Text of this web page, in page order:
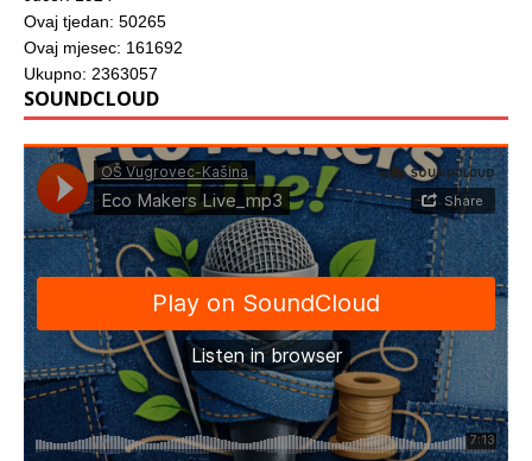
Ovaj tjedan: 50265
Ovaj mjesec: 161692
Ukupno: 2363057
SOUNDCLOUD